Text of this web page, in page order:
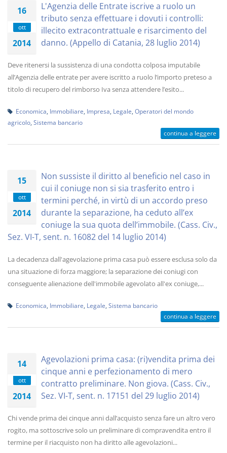
16
ott
2014
L'Agenzia delle Entrate iscrive a ruolo un
tributo senza effettuare i dovuti i controlli:
illecito extracontrattuale e risarcimento del
danno. (Appello di Catania, 28 luglio 2014)
Deve ritenersi la sussistenza di una condotta colposa imputabile
all’Agenzia delle entrate per avere iscritto a ruolo l’importo preteso a
titolo di recupero del rimborso Iva senza attendere l’esito...
Economica Immobiliare Impresa Legale Operatori del mondo
agricolo Sistema bancario
continua a leggere
15
ott
2014
Non sussiste il diritto al beneficio nel caso in
cui il coniuge non si sia trasferito entro i
termini perché, in virtù di un accordo preso
durante la separazione, ha ceduto all’ex
coniuge la sua quota dell’immobile. (Cass. Civ.,
Sez. VI-T, sent. n. 16082 del 14 luglio 2014)
La decadenza dall'agevolazione prima casa può essere esclusa solo da
una situazione di forza maggiore; la separazione dei coniugi con
conseguente alienazione dell'immobile agevolato all'ex coniuge,...
Economica Immobiliare Legale Sistema bancario
continua a leggere
14
ott
2014
Agevolazioni prima casa: (ri)vendita prima dei
cinque anni e perfezionamento di mero
contratto preliminare. Non giova. (Cass. Civ.,
Sez. VI-T, sent. n. 17151 del 29 luglio 2014)
Chi vende prima dei cinque anni dall’acquisto senza fare un altro vero
rogito, ma sottoscrive solo un preliminare di compravendita entro il
termine per il riacquisto non ha diritto alle agevolazioni...